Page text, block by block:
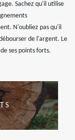
Sachez qu'il utilise
N'oubliez pas qu'il
de l'argent. Le
ses points forts.